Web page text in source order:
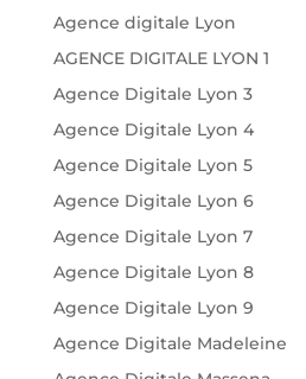
Agence digitale Lyon
AGENCE DIGITALE LYON 1
Agence Digitale Lyon 3
Agence Digitale Lyon 4
Agence Digitale Lyon 5
Agence Digitale Lyon 6
Agence Digitale Lyon 7
Agence Digitale Lyon 8
Agence Digitale Lyon 9
Agence Digitale Madeleine